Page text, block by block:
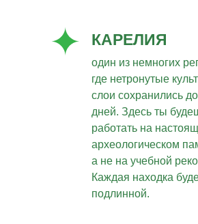
один из немногих
где нетронутые
слои сохранились
дней. Здесь ты
работать на
археологическом
а не на учебной
Каждая находка
подлинной.
КАРЕЛИЯ